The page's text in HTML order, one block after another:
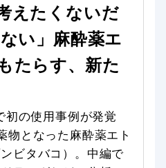
えたくないだ
い」麻酔薬エ
たらす、新た
の使用事例が発覚
物となった麻酔薬エト
ビタバコ）。中編で